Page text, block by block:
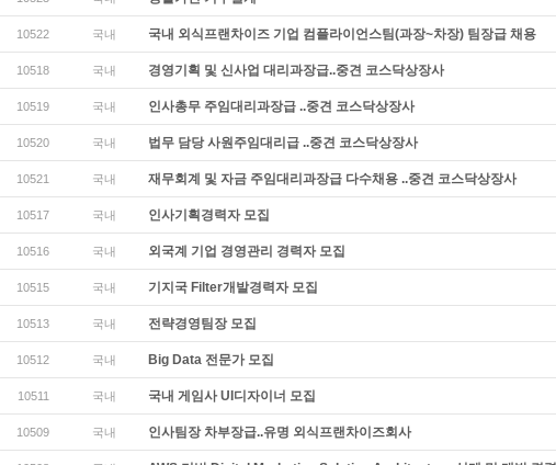
10522 국내 국내 외식프랜차이즈 기업 컴플라이언스팀(과장~차장) 팀장급 채용
10518 국내 경영기획 및 신사업 대리과장급..중견 코스닥상장사
10519 국내 인사총무 주임대리과장급 ..중견 코스닥상장사
10520 국내 법무 담당 사원주임대리급 ..중견 코스닥상장사
10521 국내 재무회계 및 자금 주임대리과장급 다수채용 ..중견 코스닥상장사
10517 국내 인사기획경력자 모집
10516 국내 외국계 기업 경영관리 경력자 모집
10515 국내 기지국 Filter개발경력자 모집
10513 국내 전략경영팀장 모집
10512 국내 Big Data 전문가 모집
10511 국내 국내 게임사 UI디자이너 모집
10509 국내 인사팀장 차부장급..유명 외식프랜차이즈회사